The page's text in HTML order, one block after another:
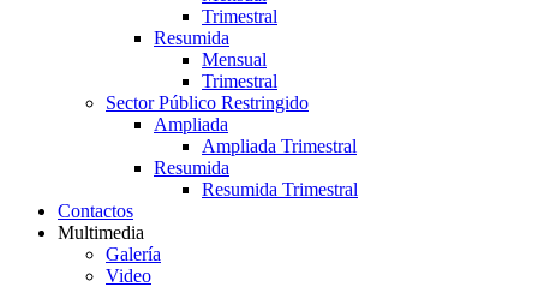
Trimestral
Resumida
Mensual
Trimestral
Sector Público Restringido
Ampliada
Ampliada Trimestral
Resumida
Resumida Trimestral
Contactos
Multimedia
Galería
Video